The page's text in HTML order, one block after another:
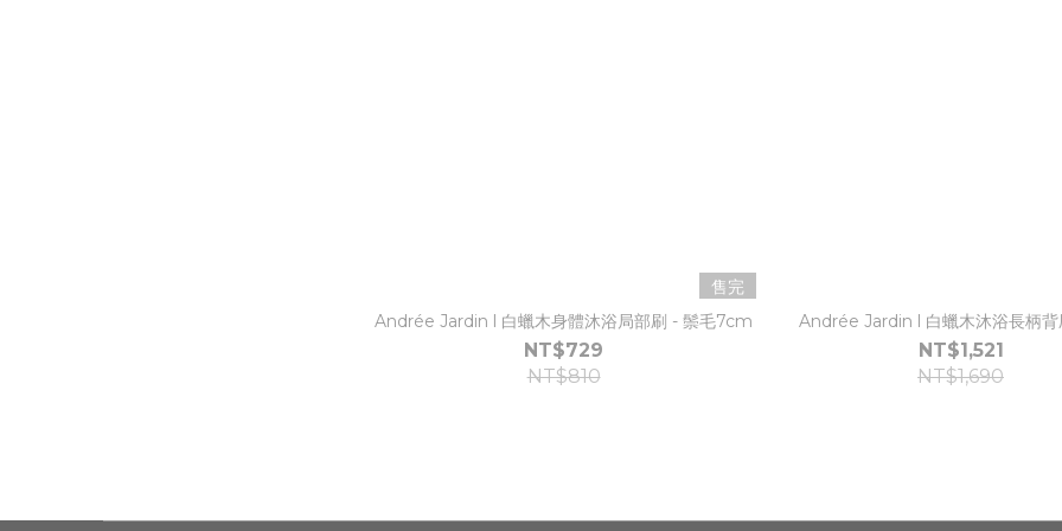
售完
Andrée Jardin l 白蠟木身體沐浴局部刷 - 鬃毛7cm
NT$729
NT$810
Andrée Jardin l 白蠟木沐浴長柄背
NT$1,521
NT$1,690